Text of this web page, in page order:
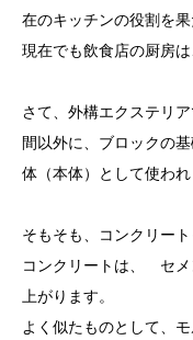
在のキッチンの役割を果
現在でも飲食店の厨房
さて、外構エクステリ
間以外に、ブロックの
体（本体）として使われ
そもそも、コンクリー
コンクリートは、 セ
上がります。
よく似たものとして、